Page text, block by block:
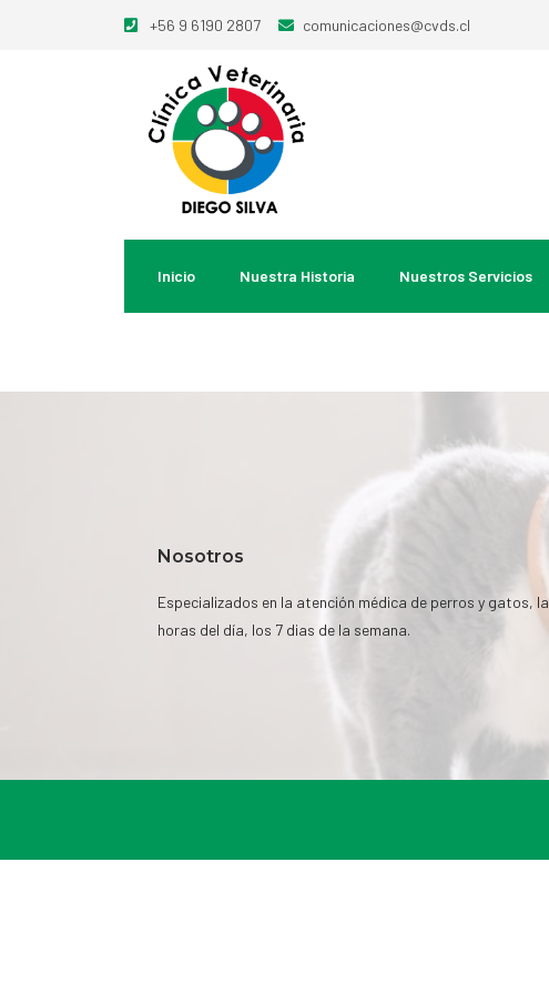
+56 9 6190 2807 comunicaciones@cvds.cl
Inicio Nuestra Historia Nuestros Servicios
Nosotros
Especializados en la atención médica de perros y gatos,
horas del día, los 7 dias de la semana.